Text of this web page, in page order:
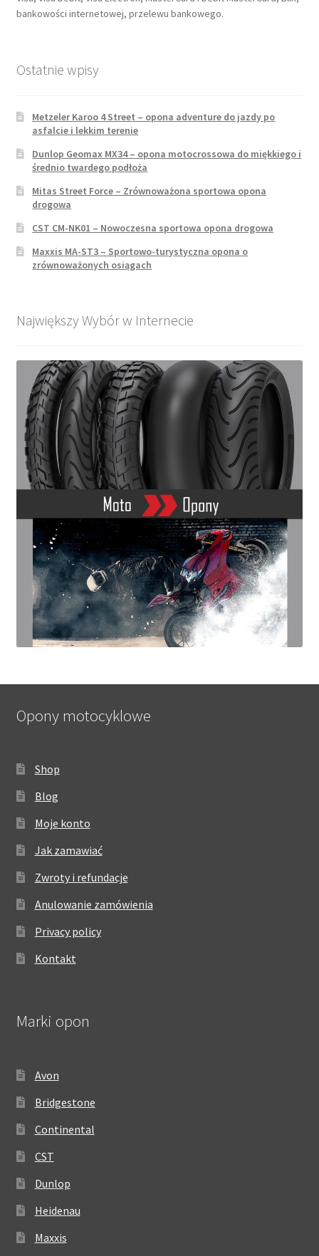
bankowości internetowej, przelewu bankowego.
Ostatnie wpisy
Metzeler Karoo 4 Street – opona adventure do jazdy po
asfalcie i lekkim terenie
Dunlop Geomax MX34 – opona motocrossowa do miękkiego i
średnio twardego podłoża
Mitas Street Force – Zrównoważona sportowa opona
drogowa
CST CM-NK01 – Nowoczesna sportowa opona drogowa
Maxxis MA-ST3 – Sportowo-turystyczna opona o
zrównoważonych osiągach
Największy Wybór w Internecie
Opony motocyklowe
Shop
Blog
Moje konto
Jak zamawiać
Zwroty i refundacje
Anulowanie zamówienia
Privacy policy
Kontakt
Marki opon
Avon
Bridgestone
Continental
CST
Dunlop
Heidenau
Maxxis